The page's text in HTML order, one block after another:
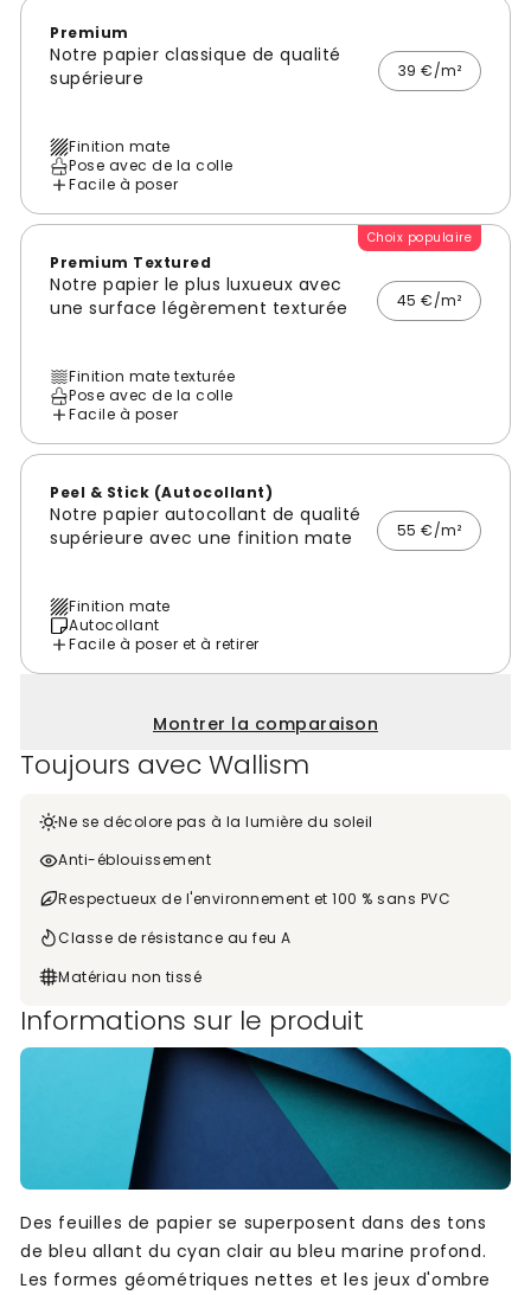
Premium
Notre papier classique de qualité
supérieure
39 €/m²
Finition mate
Pose avec de la colle
Facile à poser
Choix populaire
Premium Textured
Notre papier le plus luxueux avec
une surface légèrement texturée
45 €/m²
Finition mate texturée
Pose avec de la colle
Facile à poser
Peel & Stick (Autocollant)
Notre papier autocollant de qualité
supérieure avec une finition mate
55 €/m²
Finition mate
Autocollant
Facile à poser et à retirer
Montrer la comparaison
Toujours avec Wallism
Ne se décolore pas à la lumière du soleil
Anti-éblouissement
Respectueux de l'environnement et 100 % sans PVC
Classe de résistance au feu A
Matériau non tissé
Informations sur le produit
Des feuilles de papier se superposent dans des tons
de bleu allant du cyan clair au bleu marine profond.
Les formes géométriques nettes et les jeux d'ombre